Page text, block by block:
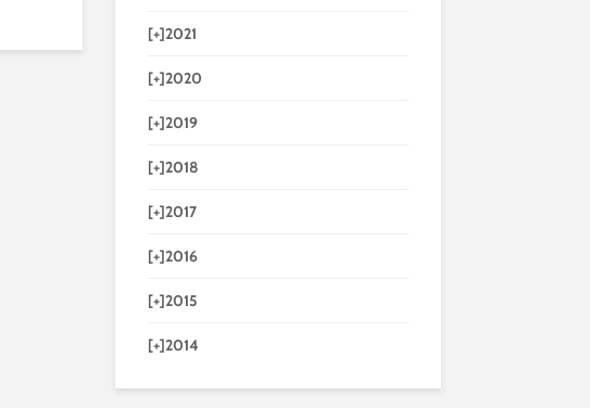
[+]2021
[+]2020
[+]2019
[+]2018
[+]2017
[+]2016
[+]2015
[+]2014